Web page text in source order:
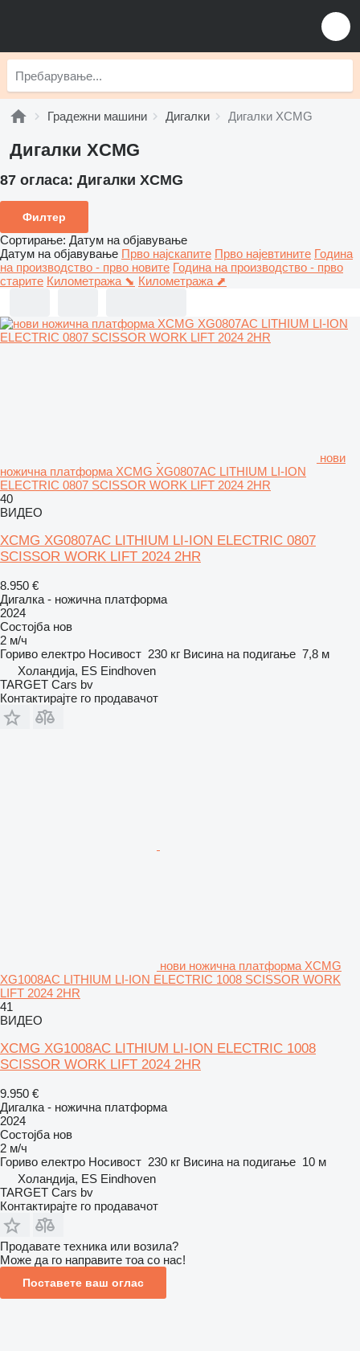
Градежни машини Дигалки Дигалки XCMG
Дигалки XCMG
87 огласа: Дигалки XCMG
Филтер
Сортирање: Датум на објавување
Датум на објавување Прво најскапите Прво најевтините Година
на производство - прво новите Година на производство - прво
старите Километража ⬊ Километража ⬈
нови
ножична платформа XCMG XG0807AC LITHIUM LI-ION
ELECTRIC 0807 SCISSOR WORK LIFT 2024 2HR
40
ВИДЕО
XCMG XG0807AC LITHIUM LI-ION ELECTRIC 0807
SCISSOR WORK LIFT 2024 2HR
8.950 €
Дигалка - ножична платформа
2024
Состојба нов
2 м/ч
Гориво електро Носивост 230 кг Висина на подигање 7,8 м
Холандија, ES Eindhoven
TARGET Cars bv
Контактирајте го продавачот
нови ножична платформа XCMG
XG1008AC LITHIUM LI-ION ELECTRIC 1008 SCISSOR WORK
LIFT 2024 2HR
41
ВИДЕО
XCMG XG1008AC LITHIUM LI-ION ELECTRIC 1008
SCISSOR WORK LIFT 2024 2HR
9.950 €
Дигалка - ножична платформа
2024
Состојба нов
2 м/ч
Гориво електро Носивост 230 кг Висина на подигање 10 м
Холандија, ES Eindhoven
TARGET Cars bv
Контактирајте го продавачот
Продавате техника или возила?
Може да го направите тоа со нас!
Поставете ваш оглас